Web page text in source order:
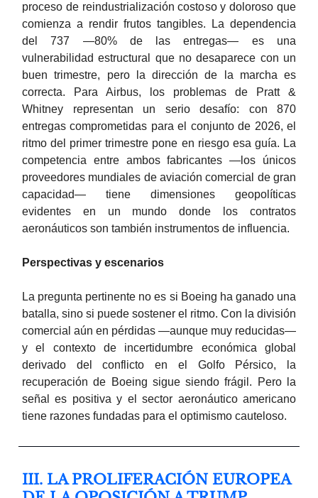
proceso de reindustrialización costoso y doloroso que
comienza a rendir frutos tangibles. La dependencia
del 737 —80% de las entregas— es una
vulnerabilidad estructural que no desaparece con un
buen trimestre, pero la dirección de la marcha es
correcta. Para Airbus, los problemas de Pratt &
Whitney representan un serio desafío: con 870
entregas comprometidas para el conjunto de 2026, el
ritmo del primer trimestre pone en riesgo esa guía. La
competencia entre ambos fabricantes —los únicos
proveedores mundiales de aviación comercial de gran
capacidad— tiene dimensiones geopolíticas
evidentes en un mundo donde los contratos
aeronáuticos son también instrumentos de influencia.
Perspectivas y escenarios
La pregunta pertinente no es si Boeing ha ganado una
batalla, sino si puede sostener el ritmo. Con la división
comercial aún en pérdidas —aunque muy reducidas—
y el contexto de incertidumbre económica global
derivado del conflicto en el Golfo Pérsico, la
recuperación de Boeing sigue siendo frágil. Pero la
señal es positiva y el sector aeronáutico americano
tiene razones fundadas para el optimismo cauteloso.
III. LA PROLIFERACIÓN EUROPEA